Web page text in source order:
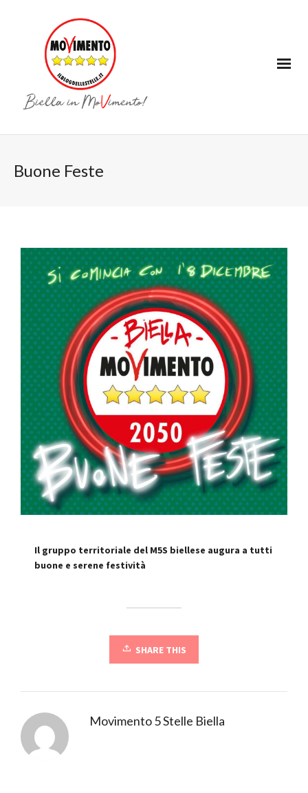
Buone Feste
Il gruppo territoriale del M5S biellese augura a tutti
buone e serene festività
SHARE THIS
Movimento 5 Stelle Biella